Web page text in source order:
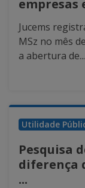
empresas
Jucems
MSz no mês
a abertura de...
Utilidade
Pesquisa
diferença
...